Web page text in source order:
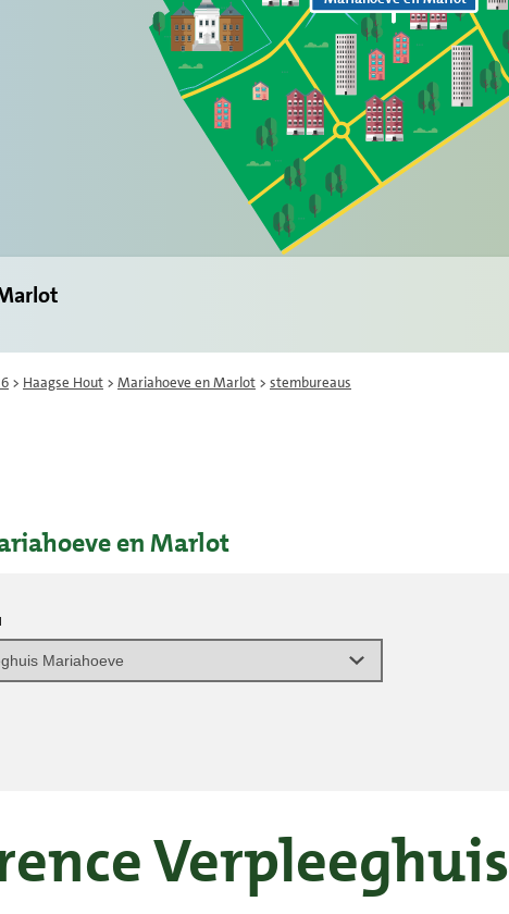
> Haagse Hout > Mariahoeve en Marlot > stembureaus
en Marlot